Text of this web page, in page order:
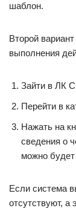
шаблон.
Второй
выполнения
Зайти в ЛК
Перейти в
Нажать на
сведения о
можно будет
Если система
отсутствуют, а